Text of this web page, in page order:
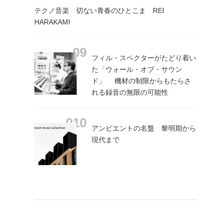
テクノ音楽 切ない青春のひとこま REI
HARAKAMI
フィル・スペクターがたどり着い
た「ウォール・オブ・サウン
ド」 機材の制限からもたらさ
れる録音の無限の可能性
アンビエントの名盤 黎明期から
現代まで